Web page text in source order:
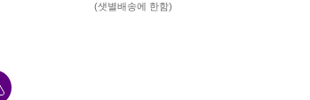
(샛별배송에 한함)